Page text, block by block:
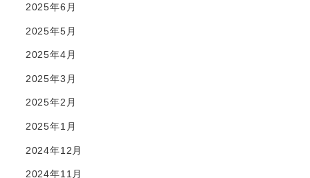
2025年6月
2025年5月
2025年4月
2025年3月
2025年2月
2025年1月
2024年12月
2024年11月